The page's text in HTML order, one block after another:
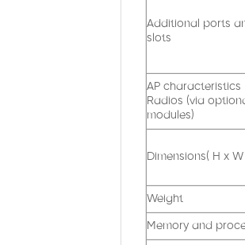
Additional ports
slots
AP characteristics
Radios (via
modules)
Dimensions( H x W
Weight
Memory and